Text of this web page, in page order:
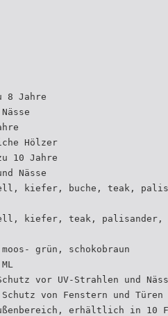
8 Jahre
Hölzer
10 Jahre
Nässe
kiefer, buche, teak,
kiefer, teak, palisander,
grün, schokobraun
vor UV-Strahlen und
von Fenstern und Türen
erhältlich in 10